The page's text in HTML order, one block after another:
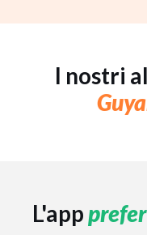
I nostri
L'app